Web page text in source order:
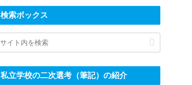
検索ボックス
私立学校の二次選考（筆記）の紹介